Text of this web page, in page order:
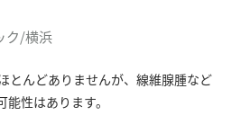
ク/横浜
とんどありませんが、線維腺腫など
性はあります。